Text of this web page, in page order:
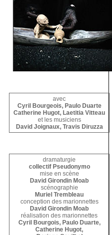
avec
Cyril Bourgeois, Paulo Duarte
Catherine Hugot, Laetitia Vitteau
et les musiciens
David Joignaux, Travis Diruzza
dramaturgie
collectif Pseudonymo
mise en scène
David Girondin Moab
scénographie
Muriel Trembleau
conception des marionnettes
David Girondin Moab
réalisation des marionnettes
Cyril Bourgois, Paulo Duarte,
Catherine Hugot,